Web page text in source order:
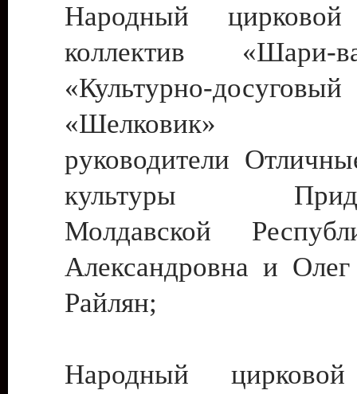
Народный цирковой
коллектив
«Культурно-
«Шелковик»
руководители
культуры
Молдавской
Александровна и
Райлян;
Народный цирковой